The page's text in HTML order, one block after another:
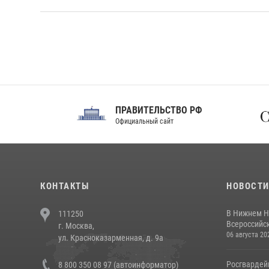
ПРАВИТЕЛЬСТВО РФ
Официальный сайт
КОНТАКТЫ
111250
г. Москва,
ул. Красноказарменная, д. 9а
8 800 350 08 97 (автоинформатор)
НОВОСТИ
В Нижнем
06 августа